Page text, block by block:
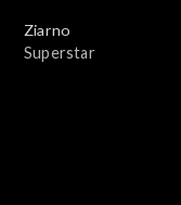
Ziarno
Superstar